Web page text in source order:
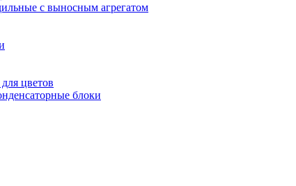
с выносным агрегатом
цветов
блоки